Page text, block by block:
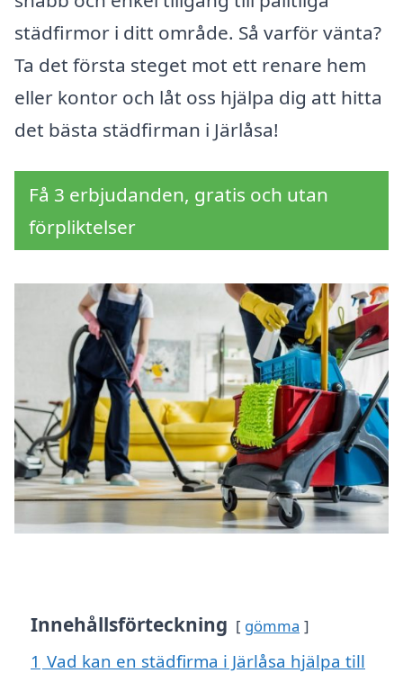
städfirmor i ditt område. Så varför vänta?
Ta det första steget mot ett renare hem
eller kontor och låt oss hjälpa dig att hitta
det bästa städfirman i Järlåsa!
Få 3 erbjudanden, gratis och utan
förpliktelser
Innehållsförteckning gömma
1 Vad kan en städfirma i Järlåsa hjälpa till